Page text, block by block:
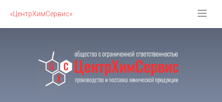
«ЦентрХимСервис»